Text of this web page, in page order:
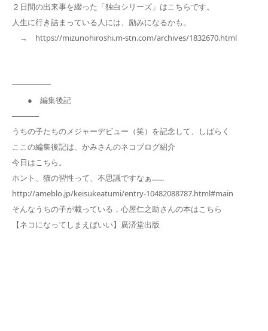
２日間の出来事を綴った「独白シリーズ」はこちらです。
人生に行き詰まっている人には、励みになるかも。
→ https://mizunohiroshi.m-stn.com/archives/1832670.html
━━━━━
● 編集後記
─────
うちの子たちのメジャーデビュー（笑）を記念して、しばらく
ここの編集後記は、かみさんのネコブログ紹介
今日はこちら。
ホント、猫の習性って、不思議ですなぁ……
http://ameblo.jp/keisukeatumi/entry-10482088787.html#main
そんなうちの子が載っている，心屋仁之助さんの本はこちら
【ネコになってしまえばいい】廣済堂出版